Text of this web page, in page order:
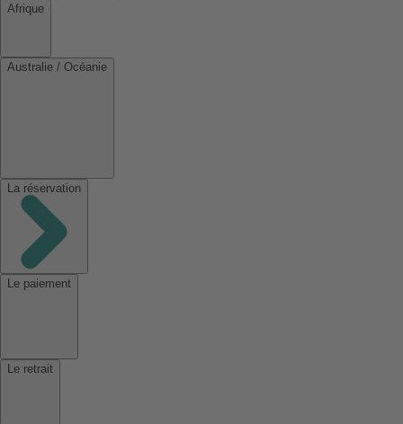
Afrique
Australie / Océanie
La réservation
Le paiement
Le retrait